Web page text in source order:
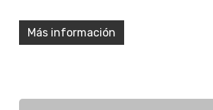
Más información